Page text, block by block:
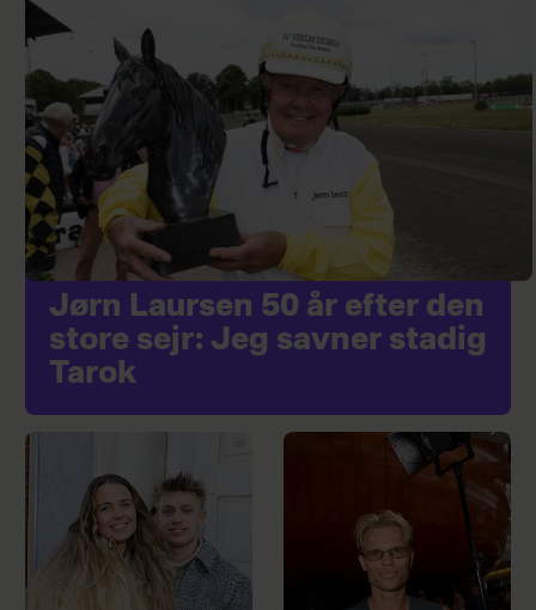
Jørn Laursen 50 år efter den
store sejr: Jeg savner stadig
Tarok